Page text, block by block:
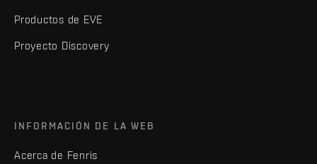
Productos de EVE
Proyecto Discovery
INFORMACIÓN DE LA WEB
Acerca de Fenris